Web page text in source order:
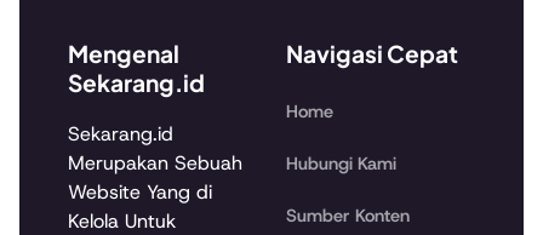
Mengenal
Sekarang.id
Sekarang.id
Merupakan Sebuah
Website Yang di
Kelola Untuk
Navigasi Cepat
Home
Hubungi Kami
Sumber Konten